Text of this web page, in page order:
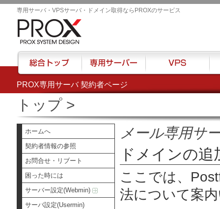
PROX専用サーバ 契約者ページ
専用サーバ・VPSサーバ・ドメイン取得ならPROXのサービス
トップ>
ホームへ
契約者情報の参照
お問合せ・リブート
困った時には
サーバー設定(Webmin)
サーバ設定(Usermin)
メール専用サ
ドメインの
ここでは、
法について案
総合トップ 専用サーバー VPS ハ